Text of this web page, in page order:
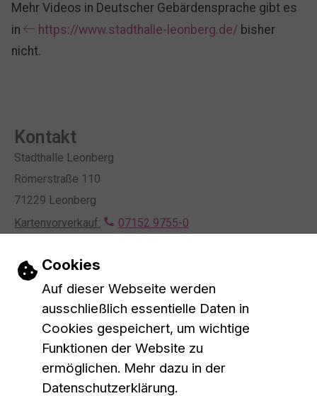
Einstellungen zu Cookies und
Cookies
Auf dieser Webseite werden
ausschließlich essentielle Daten in
Cookies gespeichert, um wichtige
Funktionen der Website zu
ermöglichen. Mehr dazu in der
Datenschutzerklärung.
Mehr Videos in Deutscher Gebärdensprache gibt es
in
https://www.stadthalle-leonberg.de/bisher
nicht.
Kontakt
Stadthalle Leonberg
Römerstraße 110
71229 Leonberg
Kartenvorverkauf:
07152 9755-0
Kontaktformular
Öffnungszeiten
Montag bis Mittwoch
10 bis 16 Uhr
10 bis 18 Uhr
Mittagspause
13 bis 14 Uhr